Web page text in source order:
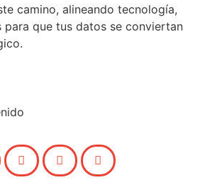
camino, alineando tecnología,
para que tus datos se conviertan